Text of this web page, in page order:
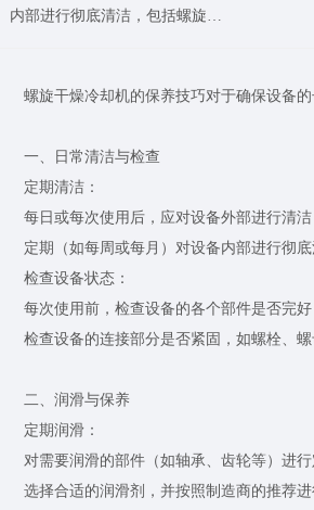
内部进行彻底清洁，包括螺旋…
螺旋干燥冷却机的保养技巧对于确保设备的
一、日常清洁与检查
定期清洁：
每日或每次使用后，应对设备外部进行清洁
定期（如每周或每月）对设备内部进行彻底
检查设备状态：
每次使用前，检查设备的各个部件是否完好
检查设备的连接部分是否紧固，如螺栓、螺
二、润滑与保养
定期润滑：
对需要润滑的部件（如轴承、齿轮等）进行
选择合适的润滑剂，并按照制造商的推荐进